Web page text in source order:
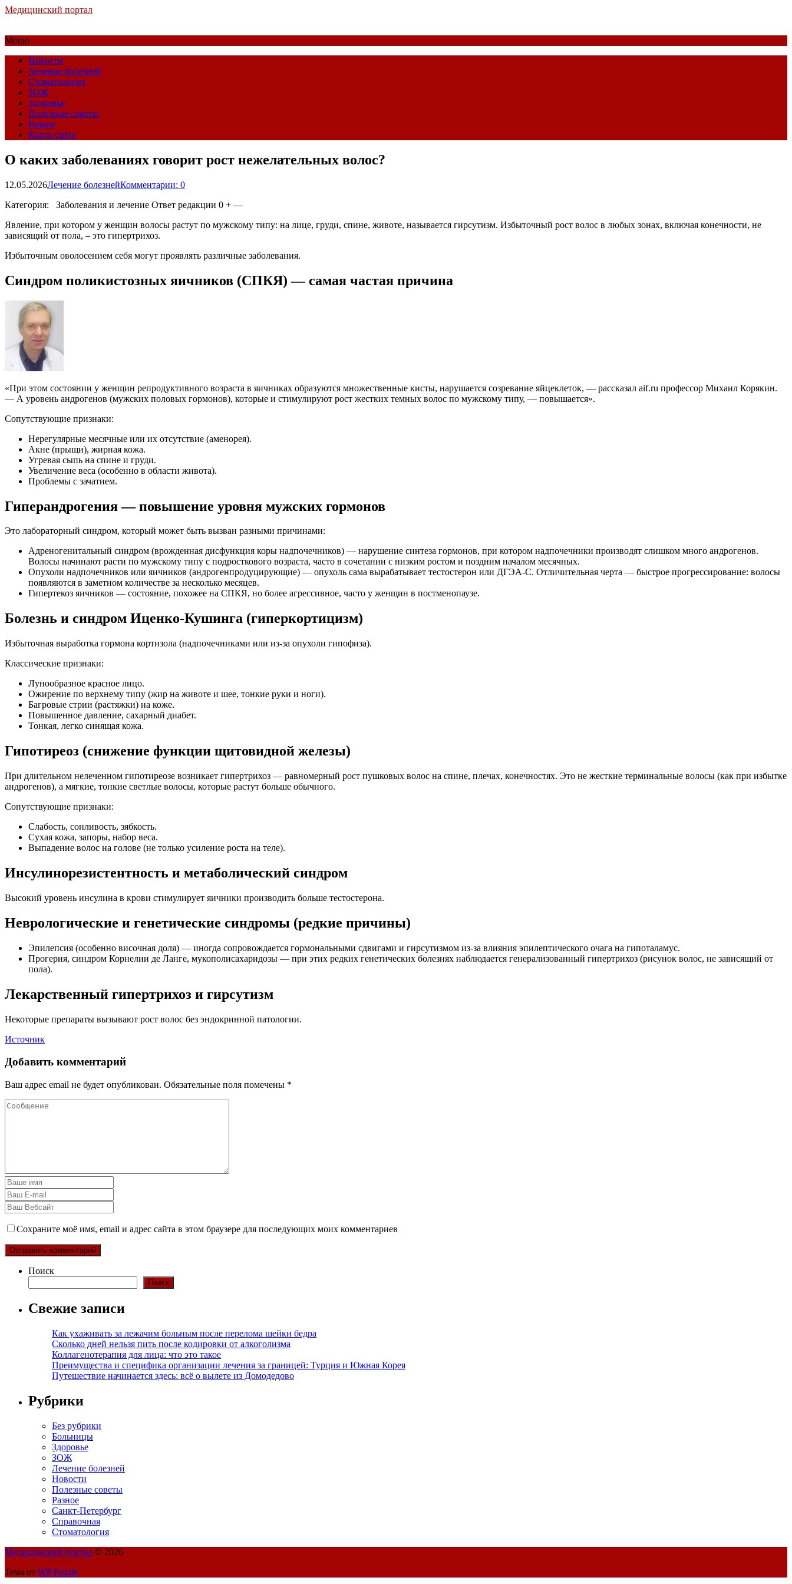
Медицинский портал
Меню
Новости
Лечение болезней
Стоматология
ЗОЖ
Здоровье
Полезные советы
Разное
Карта сайта
О каких заболеваниях говорит рост нежелательных волос?
12.05.2026Лечение болезнейКомментарии: 0
Категория: Заболевания и лечение Ответ редакции 0 + —
Явление, при котором у женщин волосы растут по мужскому типу: на лице, груди, спине, животе, называется гирсутизм. Избыточный рост волос в любых зонах, включая конечности, не
зависящий от пола, – это гипертрихоз.
Избыточным оволосением себя могут проявлять различные заболевания.
Синдром поликистозных яичников (СПКЯ) — самая частая причина
«При этом состоянии у женщин репродуктивного возраста в яичниках образуются множественные кисты, нарушается созревание яйцеклеток, — рассказал aif.ru профессор Михаил Корякин.
— А уровень андрогенов (мужских половых гормонов), которые и стимулируют рост жестких темных волос по мужскому типу, — повышается».
Сопутствующие признаки:
Нерегулярные месячные или их отсутствие (аменорея).
Акне (прыщи), жирная кожа.
Угревая сыпь на спине и груди.
Увеличение веса (особенно в области живота).
Проблемы с зачатием.
Гиперандрогения — повышение уровня мужских гормонов
Это лабораторный синдром, который может быть вызван разными причинами:
Адреногенитальный синдром (врожденная дисфункция коры надпочечников) — нарушение синтеза гормонов, при котором надпочечники производят слишком много андрогенов.
Волосы начинают расти по мужскому типу с подросткового возраста, часто в сочетании с низким ростом и поздним началом месячных.
Опухоли надпочечников или яичников (андрогенпродуцирующие) — опухоль сама вырабатывает тестостерон или ДГЭА-С. Отличительная черта — быстрое прогрессирование: волосы
появляются в заметном количестве за несколько месяцев.
Гипертекоз яичников — состояние, похожее на СПКЯ, но более агрессивное, часто у женщин в постменопаузе.
Болезнь и синдром Иценко-Кушинга (гиперкортицизм)
Избыточная выработка гормона кортизола (надпочечниками или из-за опухоли гипофиза).
Классические признаки:
Лунообразное красное лицо.
Ожирение по верхнему типу (жир на животе и шее, тонкие руки и ноги).
Багровые стрии (растяжки) на коже.
Повышенное давление, сахарный диабет.
Тонкая, легко синящая кожа.
Гипотиреоз (снижение функции щитовидной железы)
При длительном нелеченном гипотиреозе возникает гипертрихоз — равномерный рост пушковых волос на спине, плечах, конечностях. Это не жесткие терминальные волосы (как при избытке
андрогенов), а мягкие, тонкие светлые волосы, которые растут больше обычного.
Сопутствующие признаки:
Слабость, сонливость, зябкость.
Сухая кожа, запоры, набор веса.
Выпадение волос на голове (не только усиление роста на теле).
Инсулинорезистентность и метаболический синдром
Высокий уровень инсулина в крови стимулирует яичники производить больше тестостерона.
Неврологические и генетические синдромы (редкие причины)
Эпилепсия (особенно височная доля) — иногда сопровождается гормональными сдвигами и гирсутизмом из-за влияния эпилептического очага на гипоталамус.
Прогерия, синдром Корнелии де Ланге, мукополисахаридозы — при этих редких генетических болезнях наблюдается генерализованный гипертрихоз (рисунок волос, не зависящий от
пола).
Лекарственный гипертрихоз и гирсутизм
Некоторые препараты вызывают рост волос без эндокринной патологии.
Источник
Добавить комментарий
Ваш адрес email не будет опубликован. Обязательные поля помечены *
Сохраните моё имя, email и адрес сайта в этом браузере для последующих моих комментариев
Поиск
Поиск
Свежие записи
Как ухаживать за лежачим больным после перелома шейки бедра
Сколько дней нельзя пить после кодировки от алкоголизма
Коллагенотерапия для лица: что это такое
Преимущества и специфика организации лечения за границей: Турция и Южная Корея
Путешествие начинается здесь: всё о вылете из Домодедово
Рубрики
Без рубрики
Больницы
Здоровье
ЗОЖ
Лечение болезней
Новости
Полезные советы
Разное
Санкт-Петербург
Справочная
Стоматология
Медицинский портал © 2026
Тема от WP Puzzle